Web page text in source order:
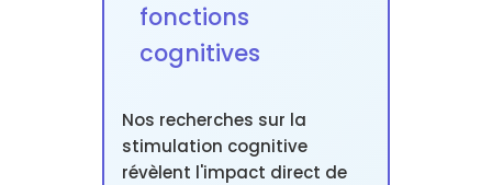
fonctions
cognitives
Nos recherches sur la
stimulation cognitive
révèlent l'impact direct de